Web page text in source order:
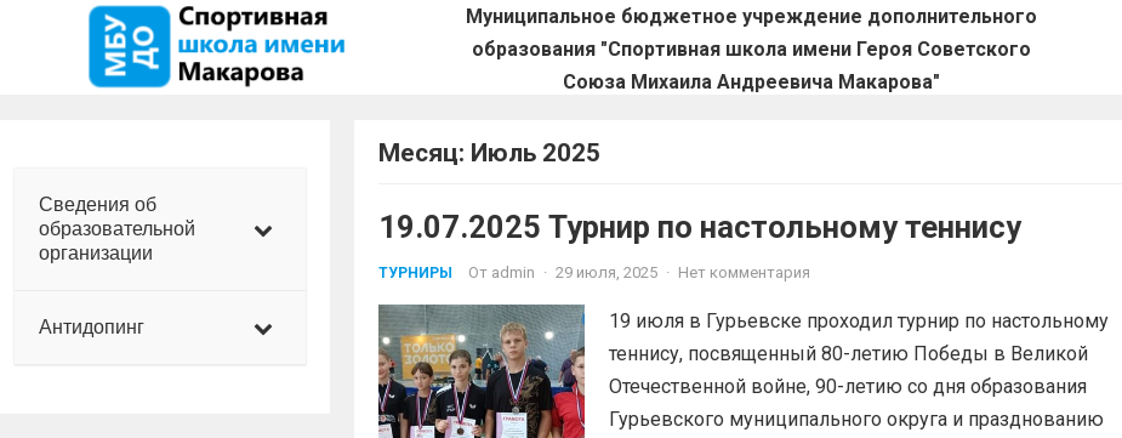
Муниципальное бюджетное учреждение дополнительного
образования "Спортивная школа имени Героя Советского
Союза Михаила Андреевича Макарова"
Сведения об
образовательной
организации
Антидопинг
Месяц: Июль 2025
19.07.2025 Турнир по настольному теннису
ТУРНИРЫ От admin · 29 июля, 2025 · Нет комментария
19 июля в Гурьевске проходил турнир по настольному
теннису, посвященный 80-летию Победы в Великой
Отечественной войне, 90-летию со дня образования
Гурьевского муниципального округа и празднованию